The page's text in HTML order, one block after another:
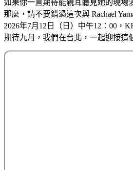
如果你一直期待能親耳聽見她的現場
那麼，請不要錯過這次與 Rachael
2026年7月12日（日）中午12：00，
期待九月，我們在台北，一起迎接這